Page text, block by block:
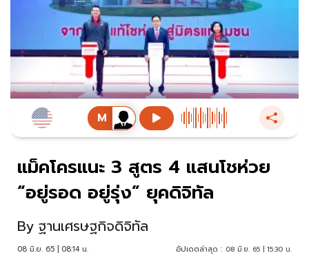
แม็คโครแนะ 3 สูตร 4 แสนโชห่วย
“อยู่รอด อยู่รุ่ง” ยุคดิจิทัล
By ฐานเศรษฐกิจดิจิทัล
08 มิ.ย. 65 | 08:14 น. อัปเดตล่าสุด : 08 มิ.ย. 65 | 15:30 น.